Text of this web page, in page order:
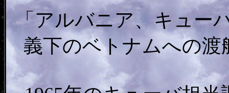
「アルバニア、キュー
義下のベトナムへの